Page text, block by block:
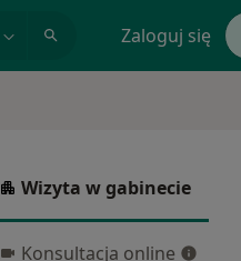
Zaloguj się
Wizyta w gabinecie
Wizyta w gabinecie
Konsultacja online